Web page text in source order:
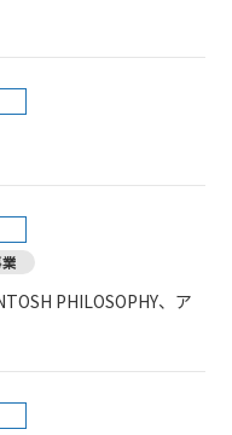
PHILOSOPHY、ア